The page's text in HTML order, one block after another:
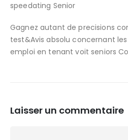
speedating Senior
Gagnez autant de precisions
test&Avis absolu concernant
emploi en tenant voit seniors
Laisser un commentaire